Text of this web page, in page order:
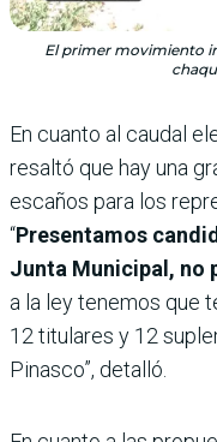
El primer movimiento
En cuanto al caudal
resaltó que hay una
escaños para los
“Presentamos
Junta Municipal, no
a la ley tenemos que
12 titulares y 12
Pinasco”, detalló.